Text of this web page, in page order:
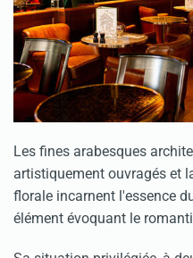
Les fines arabesques
artistiquement ouvragés et
florale incarnent l'essence
élément évoquant le